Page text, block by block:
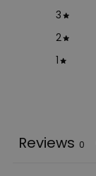
3
2
1
Reviews 0